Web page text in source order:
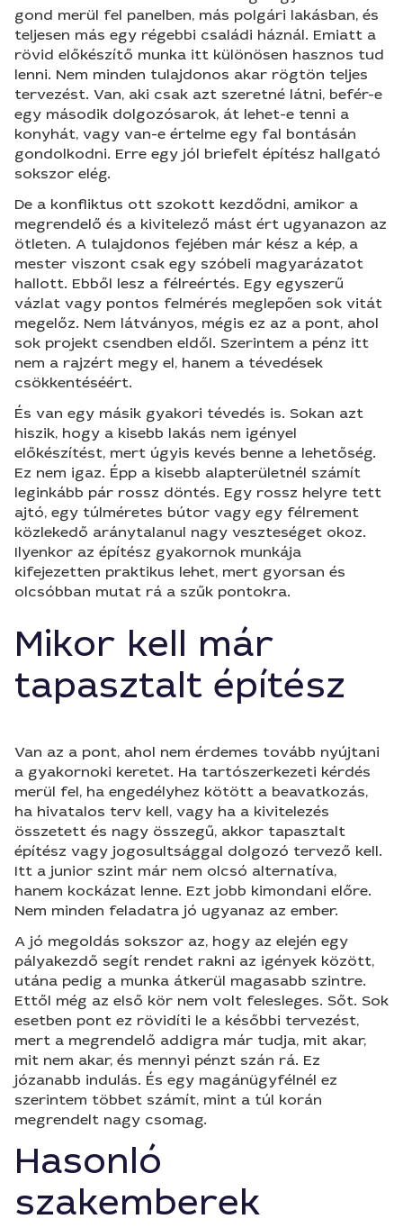
gond merül fel panelben, más polgári lakásban, és
teljesen más egy régebbi családi háznál. Emiatt a
rövid előkészítő munka itt különösen hasznos tud
lenni. Nem minden tulajdonos akar rögtön teljes
tervezést. Van, aki csak azt szeretné látni, befér-e
egy második dolgozósarok, át lehet-e tenni a
konyhát, vagy van-e értelme egy fal bontásán
gondolkodni. Erre egy jól briefelt építész hallgató
sokszor elég.
De a konfliktus ott szokott kezdődni, amikor a
megrendelő és a kivitelező mást ért ugyanazon az
ötleten. A tulajdonos fejében már kész a kép, a
mester viszont csak egy szóbeli magyarázatot
hallott. Ebből lesz a félreértés. Egy egyszerű
vázlat vagy pontos felmérés meglepően sok vitát
megelőz. Nem látványos, mégis ez az a pont, ahol
sok projekt csendben eldől. Szerintem a pénz itt
nem a rajzért megy el, hanem a tévedések
csökkentéséért.
És van egy másik gyakori tévedés is. Sokan azt
hiszik, hogy a kisebb lakás nem igényel
előkészítést, mert úgyis kevés benne a lehetőség.
Ez nem igaz. Épp a kisebb alapterületnél számít
leginkább pár rossz döntés. Egy rossz helyre tett
ajtó, egy túlméretes bútor vagy egy félrement
közlekedő aránytalanul nagy veszteséget okoz.
Ilyenkor az építész gyakornok munkája
kifejezetten praktikus lehet, mert gyorsan és
olcsóbban mutat rá a szűk pontokra.
Mikor kell már
tapasztalt építész
Van az a pont, ahol nem érdemes tovább nyújtani
a gyakornoki keretet. Ha tartószerkezeti kérdés
merül fel, ha engedélyhez kötött a beavatkozás,
ha hivatalos terv kell, vagy ha a kivitelezés
összetett és nagy összegű, akkor tapasztalt
építész vagy jogosultsággal dolgozó tervező kell.
Itt a junior szint már nem olcsó alternatíva,
hanem kockázat lenne. Ezt jobb kimondani előre.
Nem minden feladatra jó ugyanaz az ember.
A jó megoldás sokszor az, hogy az elején egy
pályakezdő segít rendet rakni az igények között,
utána pedig a munka átkerül magasabb szintre.
Ettől még az első kör nem volt felesleges. Sőt. Sok
esetben pont ez rövidíti le a későbbi tervezést,
mert a megrendelő addigra már tudja, mit akar,
mit nem akar, és mennyi pénzt szán rá. Ez
józanabb indulás. És egy magánügyfélnél ez
szerintem többet számít, mint a túl korán
megrendelt nagy csomag.
Hasonló
szakemberek